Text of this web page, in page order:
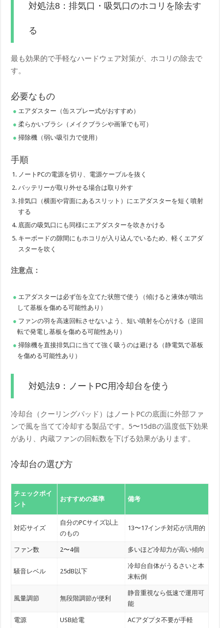
対処法8：排気口・吸気口のホコリを除去す
る
最も効果的で手軽なハードウェア対策が、ホコリの除去で
す。
必要なもの
エアダスター（缶スプレー式がおすすめ）
柔らかいブラシ（メイクブラシや画筆でも可）
掃除機（弱い吸引力で使用）
手順
ノートPCの電源を切り、電源ケーブルを抜く
バッテリーが取り外せる場合は取り外す
排気口（横面や背面にあるスリット）にエアダスターを短く噴射
する
底面の吸気口にも同様にエアダスターを吹きかける
キーボードの隙間にもホコリが入り込んでいるため、軽くエアダ
スターを吹く
注意点：
エアダスターは必ず缶を立てた状態で使う（傾けると液体が噴出
して基板を傷める可能性あり）
ファンの羽を高速回転させないよう、短い噴射を心がける（逆回
転で発電し基板を傷める可能性あり）
掃除機を直接排気口に当てて強く吸うのは避ける（静電気で基板
を傷める可能性あり）
対処法9：ノートPC用冷却台を使う
冷却台（クーリングパッド）はノートPCの底面に外部ファ
ンで風を当てて冷却する製品です。5〜15dBの温度低下効果
があり、内蔵ファンの回転数を下げる効果があります。
冷却台の選び方
チェックポイ
ント
おすすめの基準 備考
対応サイズ
自分のPCサイズ以上
のもの
13〜17インチ対応が汎用的
ファン数 2〜4個 多いほど冷却力が高い傾向
騒音レベル 25dB以下
冷却台自体がうるさいと本
末転倒
風量調節 無段階調節が便利
静音重視なら低速で運用可
能
電源 USB給電 ACアダプタ不要が手軽